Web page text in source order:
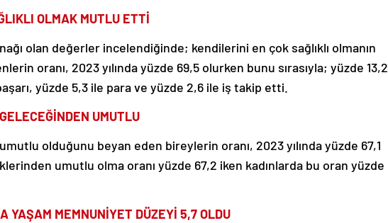
OLMAK MUTLU ETTİ
olan değerler incelendiğinde; kendilerini en çok sağlıklı olmanın
oranı, 2023 yılında yüzde 69,5 olurken bunu sırasıyla; yüzde 13,2
yüzde 5,3 ile para ve yüzde 2,6 ile iş takip etti.
UMUTLU
olduğunu beyan eden bireylerin oranı, 2023 yılında yüzde 67,1
umutlu olma oranı yüzde 67,2 iken kadınlarda bu oran yüzde
YAŞAM MEMNUNİYET DÜZEYİ 5,7 OLDU